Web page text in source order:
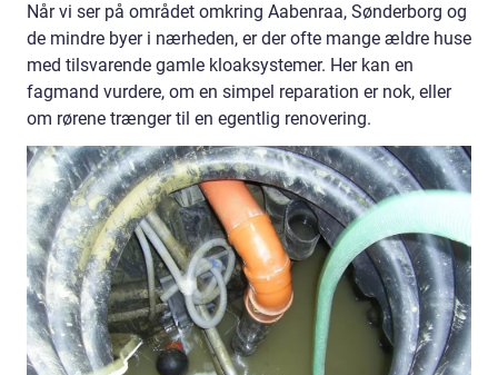
Når vi ser på området omkring Aabenraa, Sønderborg og
de mindre byer i nærheden, er der ofte mange ældre huse
med tilsvarende gamle kloaksystemer. Her kan en
fagmand vurdere, om en simpel reparation er nok, eller
om rørene trænger til en egentlig renovering.